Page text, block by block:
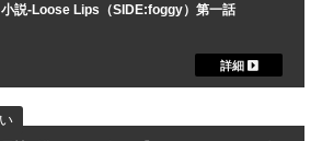
小説-Loose Lips（SIDE:foggy）第一話